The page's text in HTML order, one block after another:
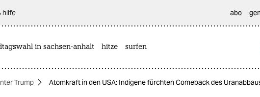
hilfe abo
in sachsen-anhalt hitze surfen
Trump Atomkraft in den USA: Indigene fürchten Comeback des